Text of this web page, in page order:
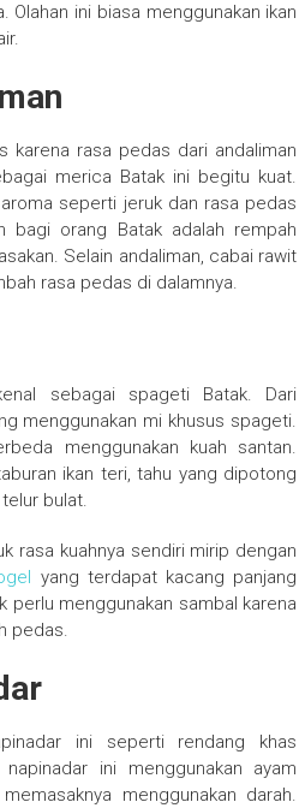
Olahan ini biasa menggunakan ikan
karena rasa pedas dari andaliman
merica Batak ini begitu kuat.
seperti jeruk dan rasa pedas
bagi orang Batak adalah rempah
Selain andaliman, cabai rawit
rasa pedas di dalamnya.
sebagai spageti Batak. Dari
menggunakan mi khusus spageti.
menggunakan kuah santan.
ikan teri, tahu yang dipotong
bulat.
rasa kuahnya sendiri mirip dengan
yang terdapat kacang panjang
perlu menggunakan sambal karena
pedas.
ini seperti rendang khas
ini menggunakan ayam
menggunakan darah.